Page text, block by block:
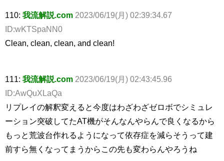
110: 我流解説.com 2023/06/19(月) 02:39:34.67
ID:wKTSpaNN0
Clean, clean, clean, and clean!
111: 我流解説.com 2023/06/19(月) 02:43:45.96
ID:AwQuXLaQa
リプレイの解釈変えると今度はわざわざゼロボでシミュレ
ーション突破してたAT機がそんなんやらんで良くなるから
もっと荒波台作れるようになって依存症を減らそうって建
前すら無くなってまうからこの先も変わらんやろうね